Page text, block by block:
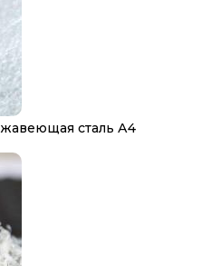
сталь А4